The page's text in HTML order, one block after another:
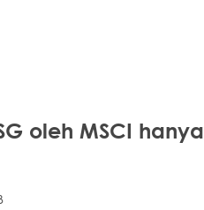
oleh MSCI hanya